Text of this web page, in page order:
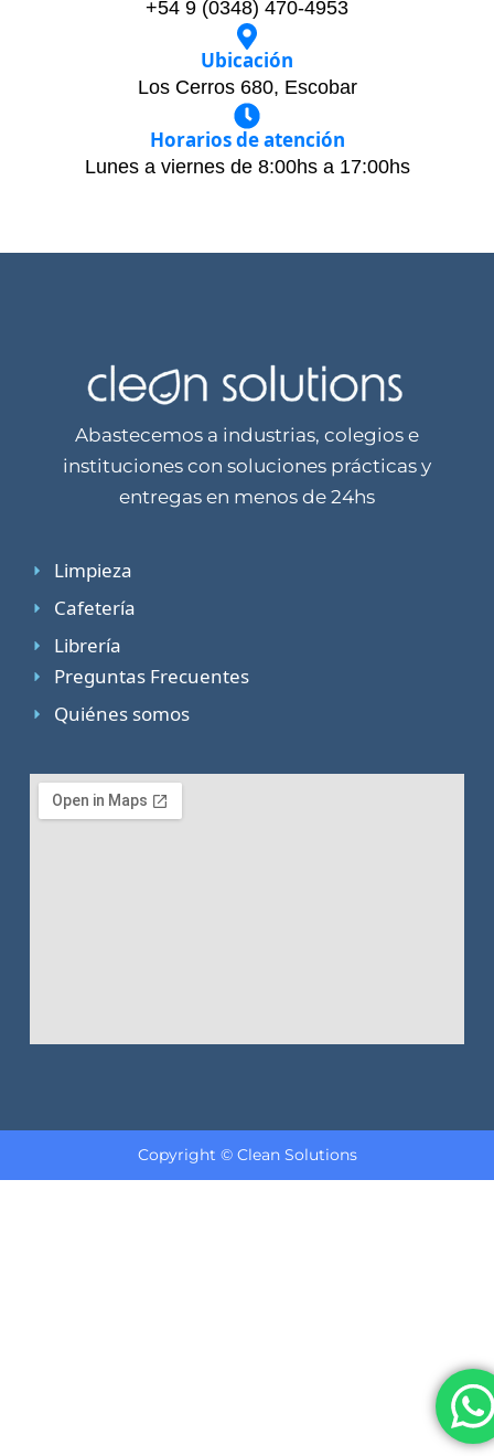
+54 9 (0348) 470-4953
Ubicación
Los Cerros 680, Escobar
Horarios de atención
Lunes a viernes de 8:00hs a 17:00hs
Abastecemos a industrias, colegios e
instituciones con soluciones prácticas y
entregas en menos de 24hs
Limpieza
Cafetería
Librería
Preguntas Frecuentes
Quiénes somos
Copyright © Clean Solutions